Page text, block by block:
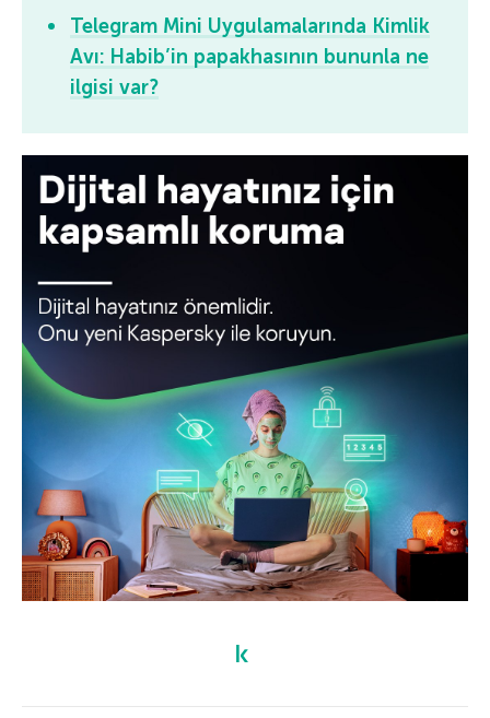
Telegram Mini Uygulamalarında Kimlik
Avı: Habib’in papakhasının bununla ne
ilgisi var?